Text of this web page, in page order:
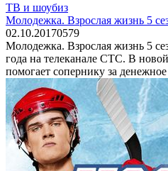
ТВ и шоубиз
Молодежка. Взрослая жизнь 5
02.10.20170579
Молодежка. Взрослая жизнь 5
года на телеканале СТС. В
помогает сопернику за